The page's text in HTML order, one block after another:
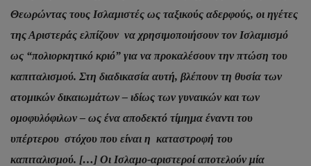
Θεωρώντας τους Ισλαμιστές ως ταξικούς αδερφούς, οι ηγέτες
της Αριστεράς ελπίζουν να χρησιμοποιήσουν τον Ισλαμισμό
ως “πολιορκητικό κριό” για να προκαλέσουν την πτώση του
καπιταλισμού. Στη διαδικασία αυτή, βλέπουν τη θυσία των
ατομικών δικαιωμάτων – ιδίως των γυναικών και των
ομοφυλόφιλων – ως ένα αποδεκτό τίμημα έναντι του
υπέρτερου στόχου που είναι η καταστροφή του
καπιταλισμού. […] Οι Ισλαμο-αριστεροί αποτελούν μία